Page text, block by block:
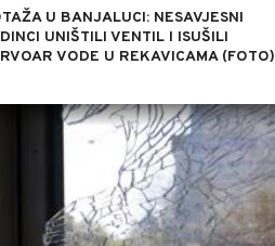
U BANJALUCI: NESAVJESNI
UNIŠTILI VENTIL I ISUŠILI
VODE U REKAVICAMA (FOTO)